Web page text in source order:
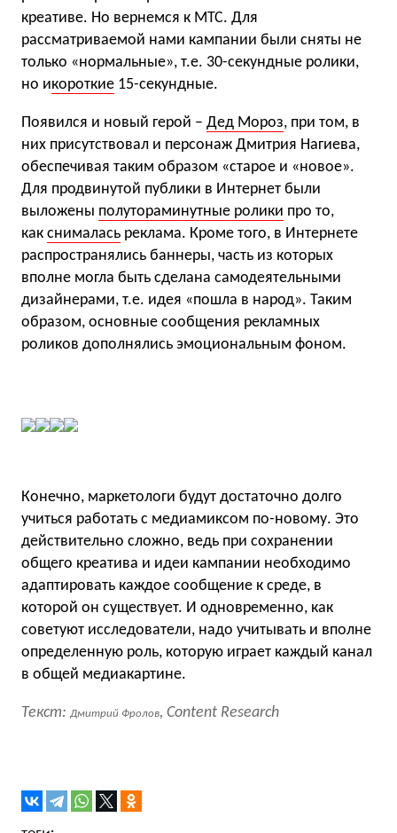
креативе. Но вернемся к МТС. Для
рассматриваемой нами кампании были сняты не
только «нормальные», т.е. 30-секундные ролики,
но икороткие 15-секундные.
Появился и новый герой – Дед Мороз, при том, в
них присутствовал и персонаж Дмитрия Нагиева,
обеспечивая таким образом «старое и «новое».
Для продвинутой публики в Интернет были
выложены полутораминутные ролики про то,
как снималась реклама. Кроме того, в Интернете
распространялись баннеры, часть из которых
вполне могла быть сделана самодеятельными
дизайнерами, т.е. идея «пошла в народ». Таким
образом, основные сообщения рекламных
роликов дополнялись эмоциональным фоном.
Конечно, маркетологи будут достаточно долго
учиться работать с медиамиксом по-новому. Это
действительно сложно, ведь при сохранении
общего креатива и идеи кампании необходимо
адаптировать каждое сообщение к среде, в
которой он существует. И одновременно, как
советуют исследователи, надо учитывать и вполне
определенную роль, которую играет каждый канал
в общей медиакартине.
Текст: Дмитрий Фролов, Content Research